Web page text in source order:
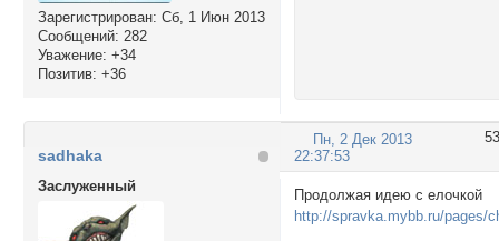
position:
width: 100%;
margin: 0;
Зарегистрирован: Сб, 1 Июн 2013
Сообщений: 282
Уважение: +34
Позитив: +36
53
Пн, 2 Дек 2013
22:37:53
sadhaka
Заслуженный
Продолжая идею с елочкой
http://spravka.mybb.ru/pages/